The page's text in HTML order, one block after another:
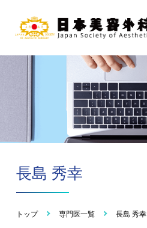
長島 秀幸
トップ 専門医一覧 長島 秀幸